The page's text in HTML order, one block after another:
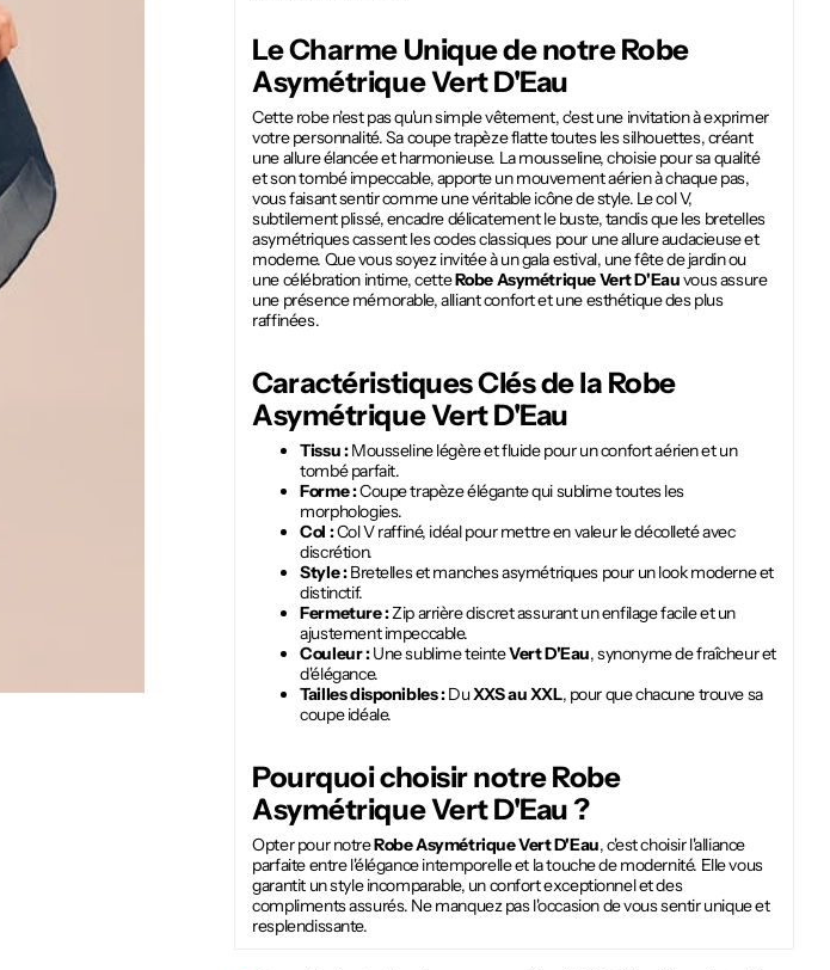
Le Charme Unique de notreRobe
Asymétrique Vert D'Eau
Cette robe n'est pas qu'un simple vêtement, c'est une invitation à exprimer
votre personnalité. Sa coupe trapèze flatte toutes les silhouettes, créant
une allure élancée et harmonieuse. La mousseline, choisie pour sa qualité
et son tombé impeccable, apporte un mouvement aérien à chaque pas,
vous faisant sentir comme une véritable icône de style. Le col V,
subtilement plissé, encadre délicatement le buste, tandis que les bretelles
asymétriques cassent les codes classiques pour une allure audacieuse et
moderne. Que vous soyez invitée à un gala estival, une fête de jardin ou
une célébration intime, cetteRobe Asymétrique Vert D'Eauvous assure
une présence mémorable, alliant confort et une esthétique des plus
raffinées.
Caractéristiques Clés de la Robe
Asymétrique Vert D'Eau
Tissu :Mousseline légère et fluide pour un confort aérien et un
tombé parfait.
Forme :Coupe trapèze élégante qui sublime toutes les
morphologies.
Col :Col V raffiné, idéal pour mettre en valeur le décolleté avec
discrétion.
Style :Bretelles et manches asymétriques pour un look moderne et
distinctif.
Fermeture :Zip arrière discret assurant un enfilage facile et un
ajustement impeccable.
Couleur :Une sublime teinteVert D'Eau, synonyme de fraîcheur et
d'élégance.
Tailles disponibles :DuXXS au XXL, pour que chacune trouve sa
coupe idéale.
Pourquoi choisir notreRobe
Asymétrique Vert D'Eau?
Opter pour notreRobe Asymétrique Vert D'Eau, c'est choisir l'alliance
parfaite entre l'élégance intemporelle et la touche de modernité. Elle vous
garantit un style incomparable, un confort exceptionnel et des
compliments assurés. Ne manquez pas l'occasion de vous sentir unique et
resplendissante.